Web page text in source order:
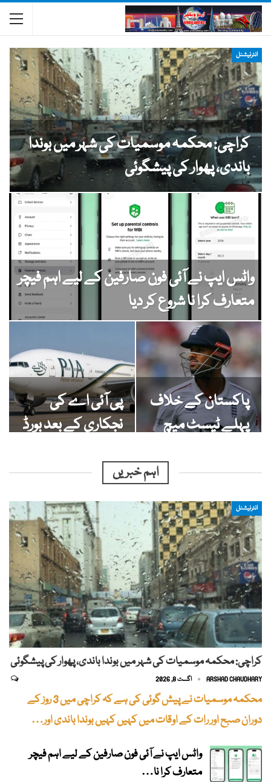
انٹرنیشنل
کراچی: محکمہ موسمیات کی شہر میں بوندا
باندی، پھوار کی پیشگوئی
واٹس ایپ نے آئی فون صارفین کے لیے اہم فیچر
متعارف کرا نا شروع کر دیا
پاکستان کے خلاف
پہلے ٹیسٹ میچ
بڑا دھچکا
پی آئی اے کی
نجکاری کے بعد بورڈ
اجلاس میں بڑے
فیصلے
اہم خبریں
انٹرنیشنل
کراچی: محکمہ موسمیات کی شہر میں بوندا باندی، پھوار کی پیشگوئی
ARSHAD CHAUDHARY اگست 8, 2026
محکمہ موسمیات نے پیش گوئی کی ہے کہ کراچی میں 3 روز کے
دوران صبح اور رات کے اوقات میں کہیں کہیں بوندا باندی اور…
واٹس ایپ نے آئی فون صارفین کے لیے اہم فیچر
متعارف کرا نا…